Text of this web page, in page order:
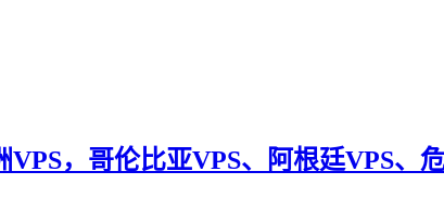
，哥伦比亚VPS、阿根廷VPS、